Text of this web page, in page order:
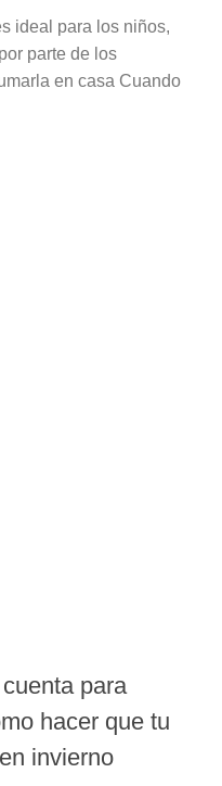
ideal para los niños,
parte de los
en casa Cuando
para
hacer que tu
invierno